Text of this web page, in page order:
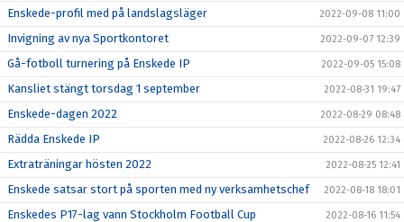
Enskede-profil med på landslagsläger 2022-09-08 11:00
Invigning av nya Sportkontoret 2022-09-07 12:39
Gå-fotboll turnering på Enskede IP 2022-09-05 15:08
Kansliet stängt torsdag 1 september 2022-08-31 19:47
Enskede-dagen 2022 2022-08-29 08:48
Rädda Enskede IP 2022-08-26 12:34
Extraträningar hösten 2022 2022-08-25 12:41
Enskede satsar stort på sporten med ny verksamhetschef 2022-08-18 18:01
Enskedes P17-lag vann Stockholm Football Cup 2022-08-16 11:54